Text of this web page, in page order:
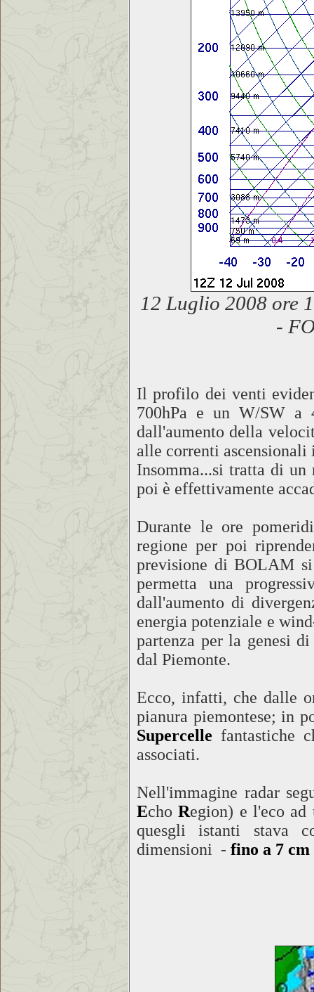
12 Luglio 2008 ore
-
Il profilo dei venti
700hPa e un W/SW a
dall'aumento della
alle correnti ascensionali
Insomma...si tratta di
poi è effettivamente
Durante le ore
regione per poi
previsione di BOLAM
permetta una
dall'aumento di
energia potenziale e
partenza per la genesi
dal Piemonte.
Ecco, infatti, che dalle
pianura piemontese; in
Supercelle fantastiche
associati.
Nell'immagine radar
EchoRegion) e l'eco ad
quesgli istanti stava
dimensioni - fino a 7